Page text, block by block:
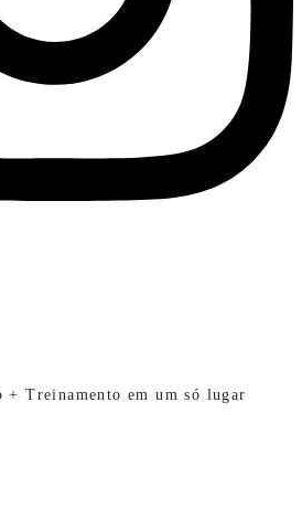
+ Treinamento em um só lugar